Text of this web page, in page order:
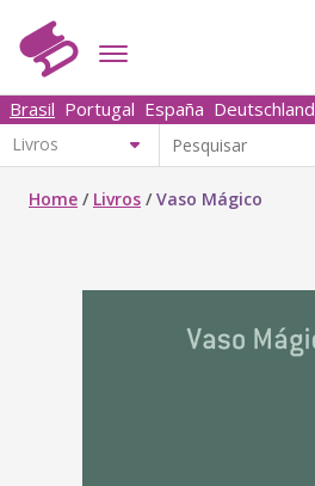
Brasil Portugal España Deutschland
Home / Livros /Vaso Mágico